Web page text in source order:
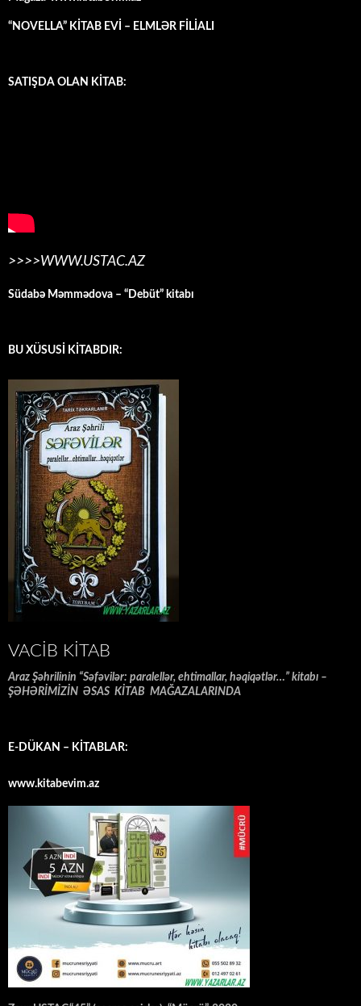
“NOVELLA” KİTAB EVİ – ELMLƏR FİLİALI
SATIŞDA OLAN KİTAB:
>>>>WWW.USTAC.AZ
Südabə Məmmədova – “Debüt” kitabı
BU XÜSUSİ KİTABDIR:
VACIB KITAB
Araz Şəhrilinin “Səfəvilər: paralellər, ehtimallar, həqiqətlər…” kitabı –
ŞƏHƏRİMİZİN ƏSAS KİTAB MAĞAZALARINDA
E-DÜKAN – KİTABLAR:
www.kitabevim.az